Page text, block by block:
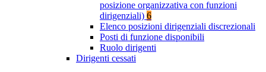
posizione organizzativa con funzioni
dirigenziali) 6
Elenco posizioni dirigenziali discrezionali
Posti di funzione disponibili
Ruolo dirigenti
Dirigenti cessati